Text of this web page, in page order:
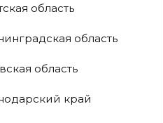
область
область
область
край